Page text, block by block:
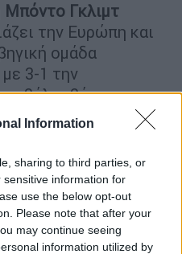
Information
sharing to third parties, or
information for
use the below opt-out
Please note that after your
may continue seeing
information utilized by
Μπόντο Γκλιμτ
την Ευρώπη και
ομάδα
3-1 την
βάλει βάσεις
Champions League
της βραδιάς η
και
και η Ατλέτικο
ισόπαλες (3-3) και
ενόψει της